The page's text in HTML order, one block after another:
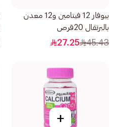
بيوفار 12 فيتامين و12 معدن
بالبرتقال 20قرص
45.43
27.25
+